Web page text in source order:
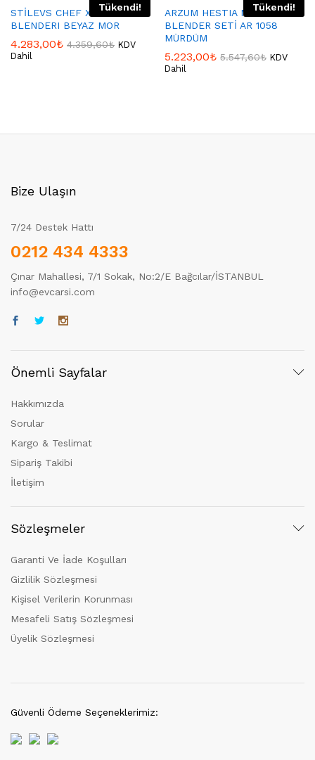
Tükendi!
STİLEVS CHEF X EL
BLENDERI BEYAZ MOR
4.283,00₺ 4.359,60₺ KDV
Dahil
Tükendi!
ARZUM HESTIA MULTI
BLENDER SETİ AR 1058
MÜRDÜM
5.223,00₺ 5.547,60₺ KDV
Dahil
Bize Ulaşın
7/24 Destek Hattı
0212 434 4333
Çınar Mahallesi, 7/1 Sokak, No:2/E Bağcılar/İSTANBUL
info@evcarsi.com
Önemli Sayfalar
Hakkımızda
Sorular
Kargo & Teslimat
Sipariş Takibi
İletişim
Sözleşmeler
Garanti Ve İade Koşulları
Gizlilik Sözleşmesi
Kişisel Verilerin Korunması
Mesafeli Satış Sözleşmesi
Üyelik Sözleşmesi
Güvenli Ödeme Seçeneklerimiz: